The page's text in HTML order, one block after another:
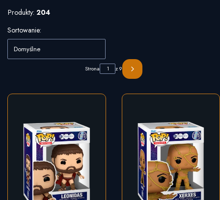
Produkty: 204
Lista produktów
Sortowanie:
Domyślne
Strona z 9 Następne produkty